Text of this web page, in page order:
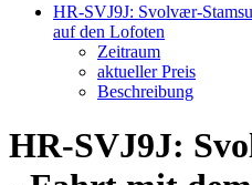
HR-SVJ9J: Svolvær-
auf den Lofoten
Zeitraum
aktueller Preis
Beschreibung
HR-SVJ9J: